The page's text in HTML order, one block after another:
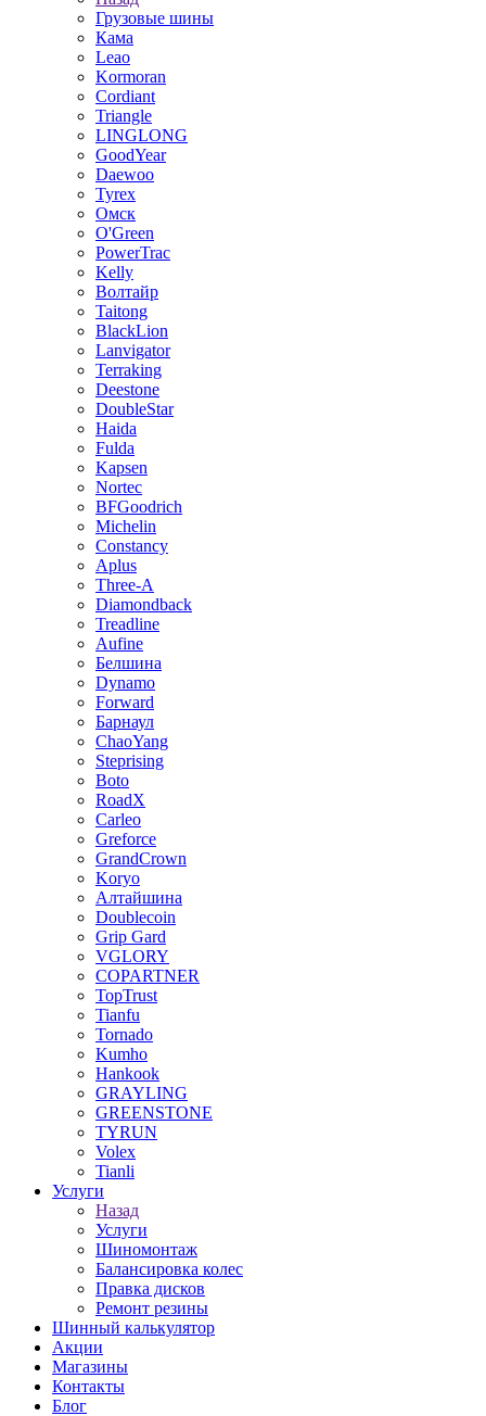
Грузовые шины
Кама
Leao
Kormoran
Cordiant
Triangle
LINGLONG
GoodYear
Daewoo
Tyrex
Омск
O'Green
PowerTrac
Kelly
Волтайр
Taitong
BlackLion
Lanvigator
Terraking
Deestone
DoubleStar
Haida
Fulda
Kapsen
Nortec
BFGoodrich
Michelin
Constancy
Aplus
Three-A
Diamondback
Treadline
Aufine
Белшина
Dynamo
Forward
Барнаул
ChaoYang
Steprising
Boto
RoadX
Carleo
Greforce
GrandCrown
Koryo
Алтайшина
Doublecoin
Grip Gard
VGLORY
COPARTNER
TopTrust
Tianfu
Tornado
Kumho
Hankook
GRAYLING
GREENSTONE
TYRUN
Volex
Tianli
Услуги
Назад
Услуги
Шиномонтаж
Балансировка колес
Правка дисков
Ремонт резины
Шинный калькулятор
Акции
Магазины
Контакты
Блог